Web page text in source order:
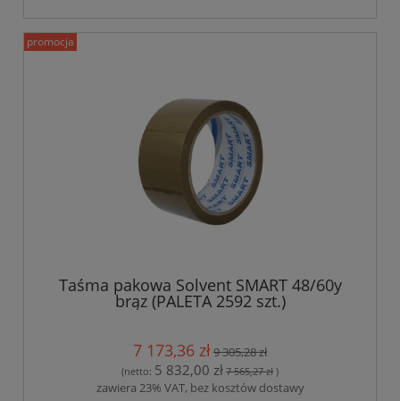
Taśma pakowa Solvent SMART 48/60y
brąz (PALETA 2592 szt.)
7 173,36 zł9 305,28 zł
(netto: 5 832,00 zł 7 565,27 zł )
zawiera 23% VAT, bez kosztów dostawy
promocja